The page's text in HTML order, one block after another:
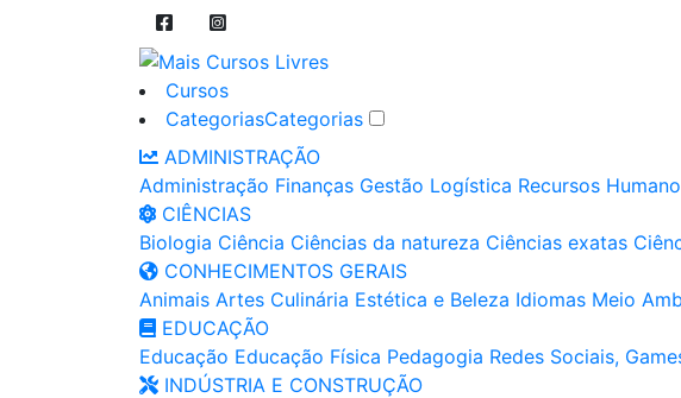
Cursos
CategoriasCategorias
ADMINISTRAÇÃO
Administração Finanças Gestão Logística Recursos
CIÊNCIAS
Biologia Ciência Ciências da natureza Ciências exatas
CONHECIMENTOS GERAIS
Animais Artes Culinária Estética e Beleza Idiomas Meio
EDUCAÇÃO
Educação Educação Física Pedagogia Redes Sociais,
INDÚSTRIA E CONSTRUÇÃO